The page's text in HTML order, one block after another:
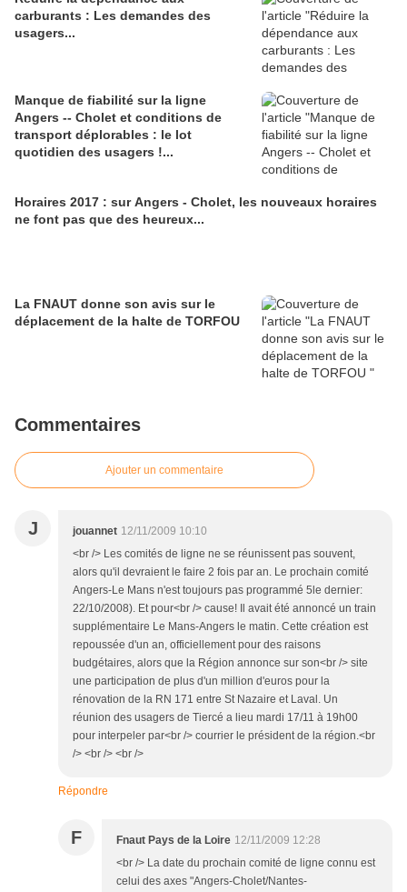
carburants : Les demandes des
usagers...
Manque de fiabilité sur la ligne
Angers -- Cholet et conditions de
transport déplorables : le lot
quotidien des usagers !...
Horaires 2017 : sur Angers - Cholet, les nouveaux horaires
ne font pas que des heureux...
La FNAUT donne son avis sur le
déplacement de la halte de TORFOU
Commentaires
Ajouter un commentaire
J jouannet 12/11/2009 10:10
<br /> Les comités de ligne ne se réunissent pas souvent,
alors qu'il devraient le faire 2 fois par an. Le prochain comité
Angers-Le Mans n'est toujours pas programmé 5le dernier:
22/10/2008). Et pour<br /> cause! Il avait été annoncé un train
supplémentaire Le Mans-Angers le matin. Cette création est
repoussée d'un an, officiellement pour des raisons
budgétaires, alors que la Région annonce sur son<br /> site
une participation de plus d'un million d'euros pour la
rénovation de la RN 171 entre St Nazaire et Laval. Un
réunion des usagers de Tiercé a lieu mardi 17/11 à 19h00
pour interpeler par<br /> courrier le président de la région.<br
/> <br /> <br />
Répondre
F Fnaut Pays de la Loire 12/11/2009 12:28
<br /> La date du prochain comité de ligne connu est
celui des axes "Angers-Cholet/Nantes-